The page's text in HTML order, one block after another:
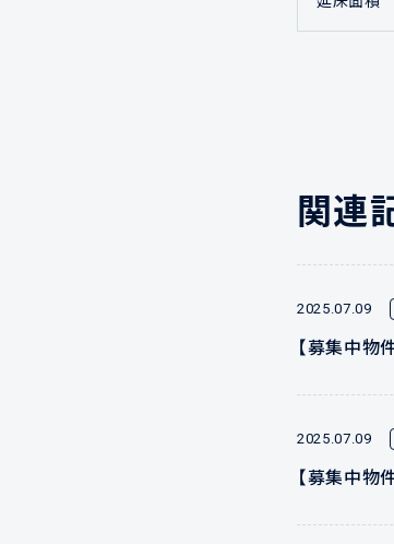
関連
2025.07.09
【募集中物
2025.07.09
【募集中物